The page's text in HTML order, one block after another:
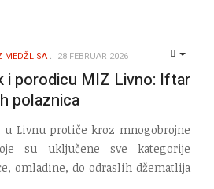
MEDŽLISA 28 FEBRUAR 2026
i porodicu MIZ Livno: Iftar
polaznica
u Livnu protiče kroz mnogobrojne
su uključene sve kategorije
omladine, do odraslih džematlija